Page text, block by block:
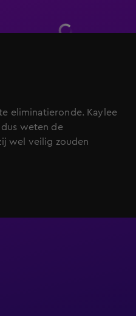
eliminatieronde. Kaylee
weten de
wel veilig zouden